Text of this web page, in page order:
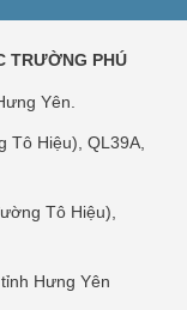
TRƯỜNG PHÚ
Yên.
Tô Hiệu), QL39A,
Tô Hiệu),
Hưng Yên